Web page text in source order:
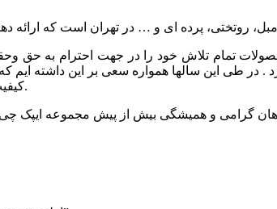
تمام تلاش خود را در جهت احترام به حق
. در طی این سالها همواره سعی بر این داشته ایم
کیفیت و زیباترین طرح ها از آنچه که در توان مجموعه است دریغ ننماییم.